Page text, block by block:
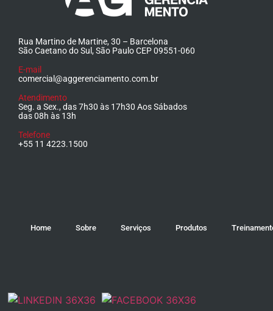
Rua Martino de Martine, 30 – Barcelona
São Caetano do Sul, São Paulo CEP 09551-060
E-mail
comercial@aggerenciamento.com.br
Atendimento
Seg. a Sex., das 7h30 às 17h30 Aos Sábados
das 08h às 13h
Telefone
+55 11 4223.1500
Home Sobre Serviços Produtos